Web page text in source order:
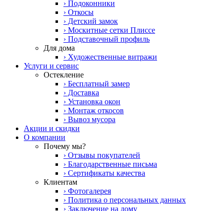
› Подоконники
› Откосы
› Детский замок
› Москитные сетки Плиссе
› Подставочный профиль
Для дома
› Художественные витражи
Услуги и сервис
Остекление
› Бесплатный замер
› Доставка
› Установка окон
› Монтаж откосов
› Вывоз мусора
Акции и скидки
О компании
Почему мы?
› Отзывы покупателей
› Благодарственные письма
› Сертификаты качества
Клиентам
› Фотогалерея
› Политика о персональных данных
› Заключение на дому